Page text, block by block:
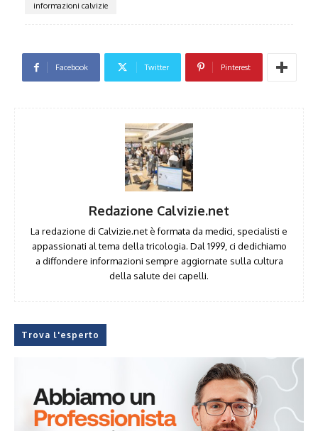
informazioni calvizie
Facebook Twitter Pinterest
Redazione Calvizie.net
La redazione di Calvizie.net è formata da medici, specialisti e
appassionati al tema della tricologia. Dal 1999, ci dedichiamo
a diffondere informazioni sempre aggiornate sulla cultura
della salute dei capelli.
Trova l'esperto